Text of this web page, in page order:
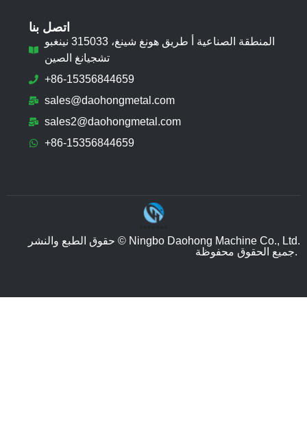
اتصل بنا
المنطقة الصناعية أ طريق هونغ شينغ، 315033 نينغبو
تشجيانغ الصين
+86-15356844659
sales@daohongmetal.com
sales2@daohongmetal.com
+86-15356844659
حقوق الطبع والنشر © Ningbo Daohong Machine Co., Ltd.
جميع الحقوق محفوظة.